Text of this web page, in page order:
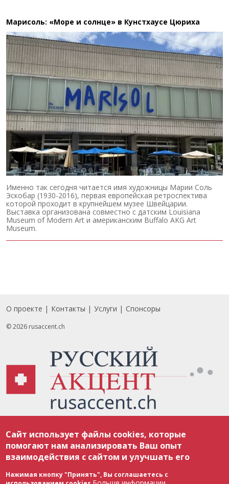
Марисоль: «Море и солнце» в Кунстхаусе Цюриха
Именно так сегодня читается имя художницы Марии Соль
Эскобар (1930-2016), первая европейская ретроспектива
которой проходит в крупнейшем музее Швейцарии.
Выставка организована совместно с датским Louisiana
Museum of Modern Art и американским Buffalo AKG Art
Museum.
Footer
О проекте Контакты Услуги Спонсоры
© 2026 rusaccent.ch
соответствии с законодательством Швейцарии об авторском праве и
международными соглашениями. Полное или частичное использование
материалов возможно только с разрешения редакции. В случае полного
или частичного воспроизведения материалов сайта rusaccent.ch,
ОБЯЗАТЕЛЬНА АКТИВНАЯ ГИПЕРССЫЛКА на конкретный заимствованный
текст. Фотоизображения, размещенные редакцией rusaccent.ch, являются
ее исключительной собственностью. Полное или частичное
Сайт использует файлы cookies, которые
помогают нам анализировать Ваш опыт
взаимодействия с сайтом и улучшать его
Нажимая кнопку "Принять", Вы соглашаетесь с